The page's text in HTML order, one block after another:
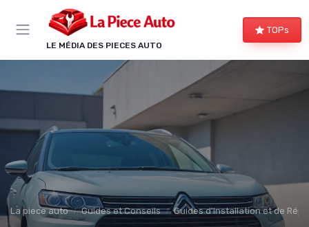
LE MÉDIA DES PIECES AUTO
TOPs
La piece auto Guides et Conseils Guides d'Installation et de
Panneau de gestion des cookies